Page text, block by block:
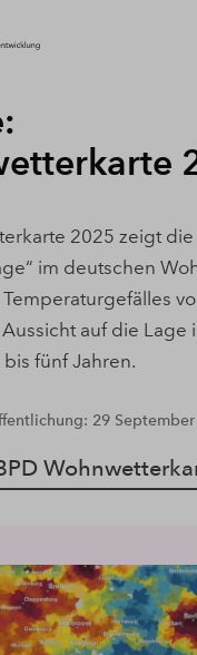
2025 zeigt die
im deutschen
auf die Lage
fünf Jahren.
29 September